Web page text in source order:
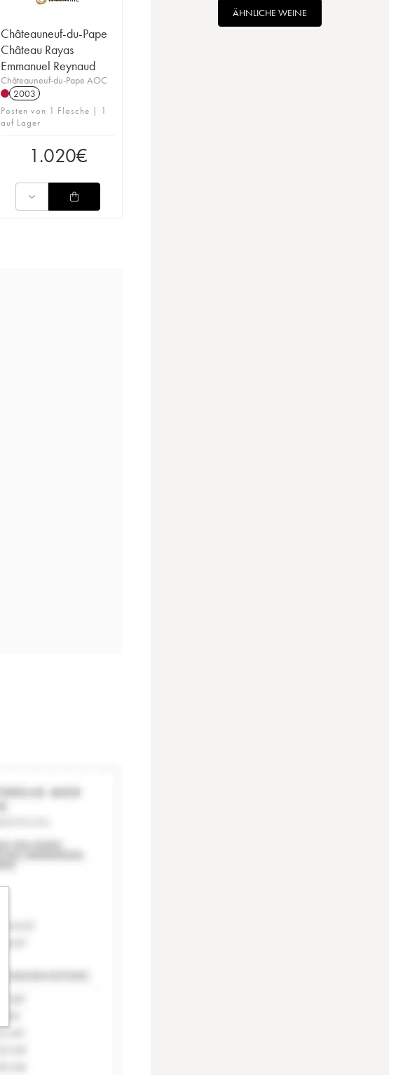
Châteauneuf-du-Pape
Château Rayas
Emmanuel Reynaud
Châteauneuf-du-Pape AOC
2003
Posten von 1 Flasche | 1
auf Lager
1.020€
ÄHNLICHE WEINE